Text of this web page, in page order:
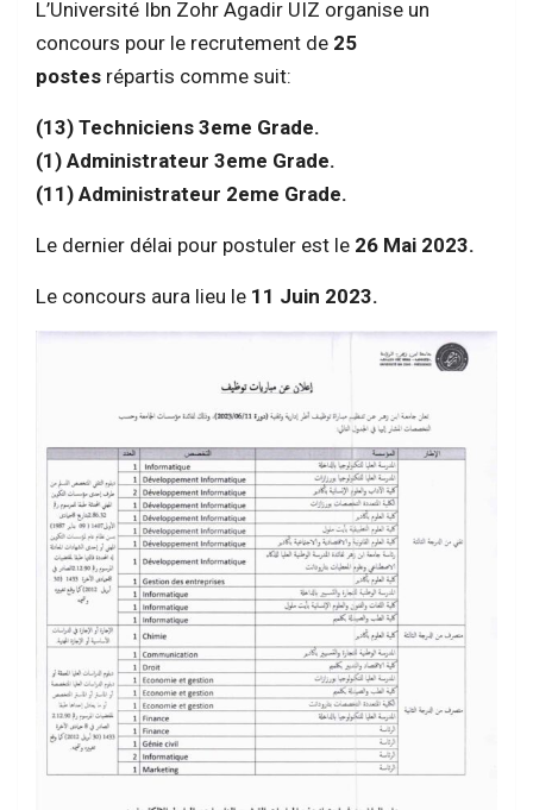
L’Université Ibn Zohr Agadir UIZ organise un
concours pour le recrutement de 25
postes répartis comme suit:
(13) Techniciens 3eme Grade.
(1) Administrateur 3eme Grade.
(11) Administrateur 2eme Grade.
Le dernier délai pour postuler est le 26 Mai 2023.
Le concours aura lieu le 11 Juin 2023.